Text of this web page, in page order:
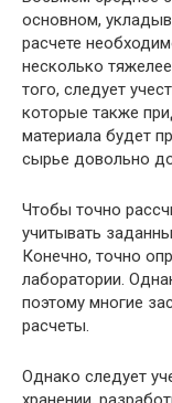
основном,
расчете
несколько
того, следует
которые также
материала будет
сырье довольно
Чтобы точно
учитывать
Конечно, точно
лаборатории.
поэтому многие
расчеты.
Однако следует